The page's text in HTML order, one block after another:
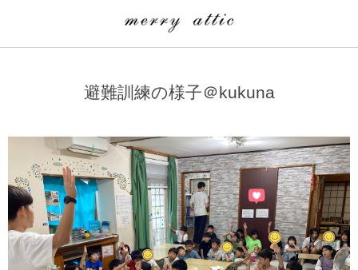
避難訓練の様子＠kukuna
merry attic ミュージッククラス